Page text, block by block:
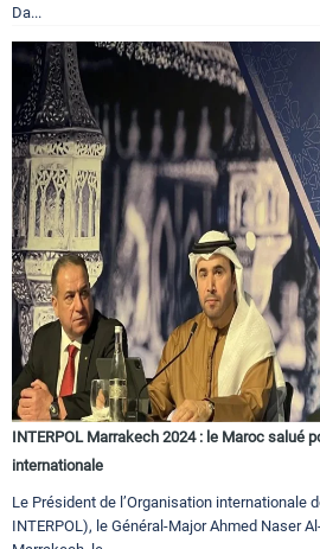
Da...
INTERPOL Marrakech 2024 : le Maroc salué
internationale
Le Président de l’Organisation internationale
INTERPOL), le Général-Major Ahmed Naser